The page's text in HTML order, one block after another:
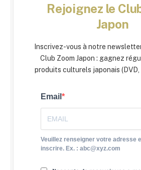
Rejoignez le
Japon
Inscrivez-vous à notre
Club Zoom Japon : gagnez
produits culturels japonais (DVD,
Email
Veuillez renseigner votre adresse
inscrire. Ex. : abc@xyz.com